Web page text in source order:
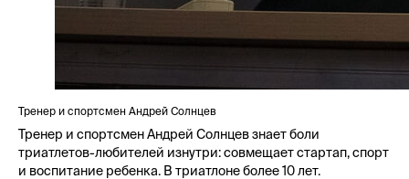
Тренер и спортсмен Андрей Солнцев
Тренер и спортсмен Андрей Солнцев знает боли
триатлетов-любителей изнутри: совмещает стартап, спорт
и воспитание ребенка. В триатлоне более 10 лет.